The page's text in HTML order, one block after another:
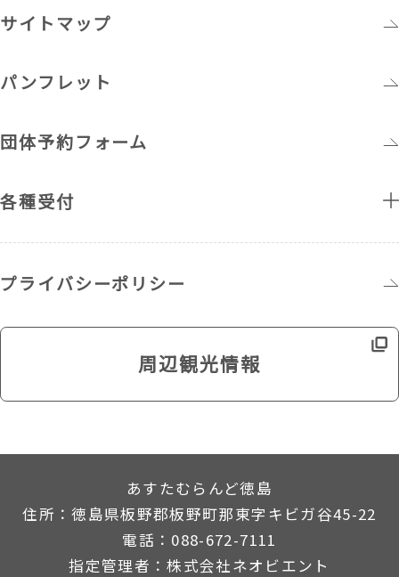
サイトマップ
パンフレット
団体予約フォーム
各種受付
プライバシーポリシー
周辺観光情報
あすたむらんど徳島
住所：徳島県板野郡板野町那東字キビガ谷45-22
電話：088-672-7111
指定管理者：株式会社ネオビエント